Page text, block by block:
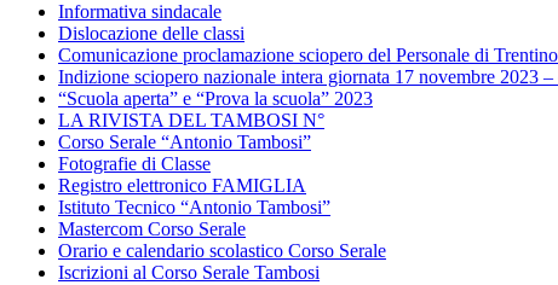
Informativa sindacale
Dislocazione delle classi
Comunicazione proclamazione sciopero del Personale di
Indizione sciopero nazionale intera giornata 17 novembre 2023 –
“Scuola aperta” e “Prova la scuola” 2023
LA RIVISTA DEL TAMBOSI N°
Corso Serale “Antonio Tambosi”
Fotografie di Classe
Registro elettronico FAMIGLIA
Istituto Tecnico “Antonio Tambosi”
Mastercom Corso Serale
Orario e calendario scolastico Corso Serale
Iscrizioni al Corso Serale Tambosi